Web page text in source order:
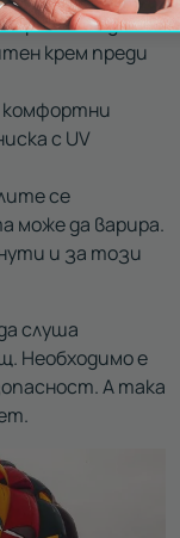
се да се
крем преди
комфортни
с UV
се
може да варира.
и за този
слуша
Необходимо е
А така